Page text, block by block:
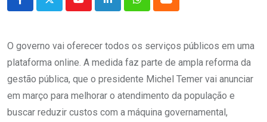
YoutubeLinkedInWhatsappCloud
O governo vai oferecer todos os serviços públicos em uma
plataforma online. A medida faz parte de ampla reforma da
gestão pública, que o presidente Michel Temer vai anunciar
em março para melhorar o atendimento da população e
buscar reduzir custos com a máquina governamental,